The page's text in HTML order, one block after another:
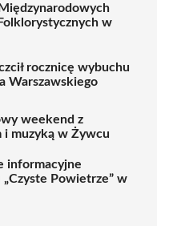
w
rocznicę wybuchu
Warszawskiego
weekend z
muzyką w Żywcu
informacyjne
„Czyste Powietrze” w